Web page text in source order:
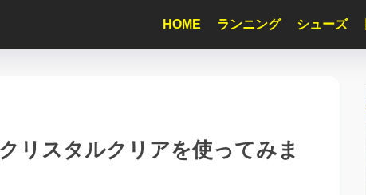
HOME ランニング シューズ
リスタルクリアを使ってみま